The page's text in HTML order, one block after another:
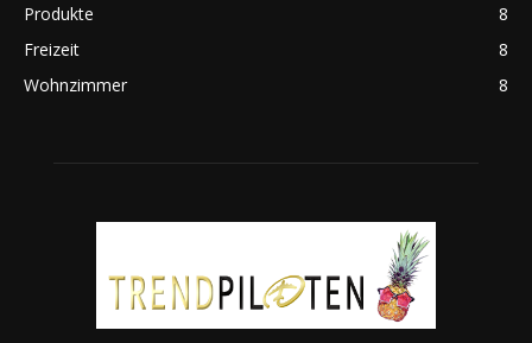
Produkte
8
Freizeit
8
Wohnzimmer
8